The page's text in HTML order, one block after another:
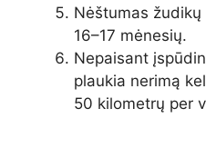
Nėštumas
16–17 mėnesių.
Nepaisant
plaukia nerimą
50 kilometrų per